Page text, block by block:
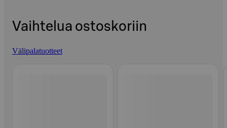
Vaihtelua ostoskoriin
Välipalatuotteet